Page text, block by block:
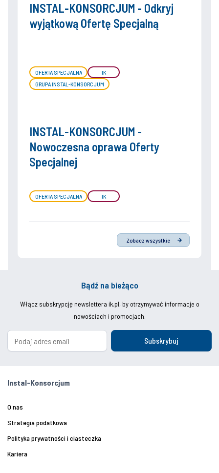
INSTAL-KONSORCJUM - Odkryj
wyjątkową Ofertę Specjalną
OFERTA SPECJALNA
IK
GRUPA INSTAL-KONSORCJUM
INSTAL-KONSORCJUM -
Nowoczesna oprawa Oferty
Specjalnej
OFERTA SPECJALNA IK
Zobacz wszystkie
Bądź na bieżąco
Włącz subskrypcję newslettera ik.pl, by otrzymywać informacje o
nowościach i promocjach.
Subskrybuj
Instal-Konsorcjum
O nas
Strategia podatkowa
Polityka prywatności i ciasteczka
Kariera